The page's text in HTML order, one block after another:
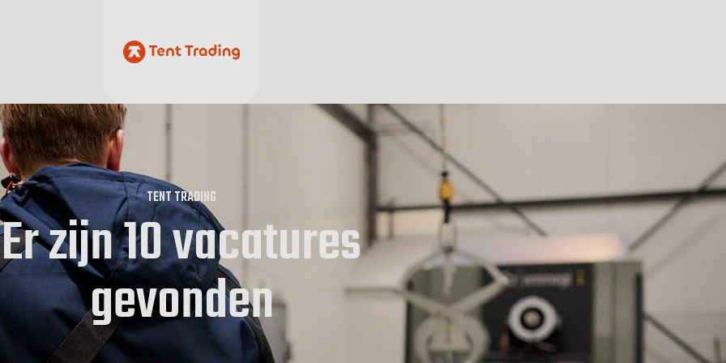
TENT TRADING
Er zijn 10 vacatures
gevonden